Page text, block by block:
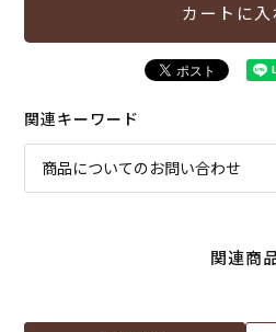
カートに入
関連キーワード
商品についてのお問い合わせ
関連商